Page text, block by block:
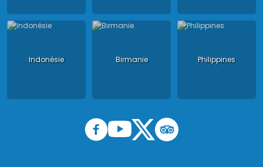
Indonésie Birmanie Philippines